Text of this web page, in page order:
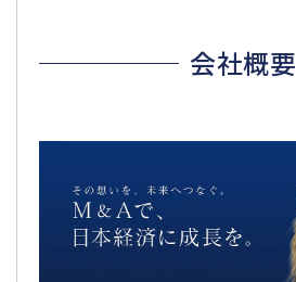
会社概要